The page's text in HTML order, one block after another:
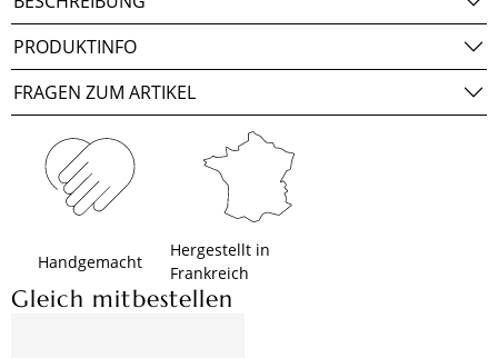
PRODUKTINFO
FRAGEN ZUM ARTIKEL
Handgemacht
Hergestellt in
Frankreich
Gleich mitbestellen